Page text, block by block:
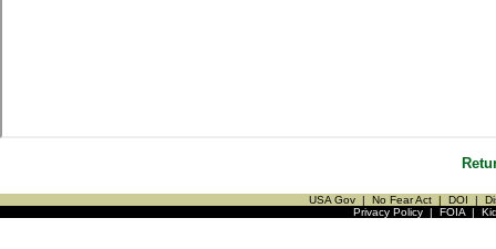
USA Gov | No Fear Act | DOI |
Privacy Policy| FOIA|